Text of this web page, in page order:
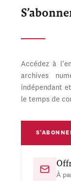
Accédez à
archives
indépendant
le temps de
À